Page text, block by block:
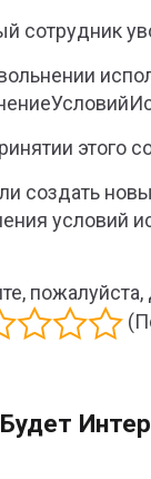
сотрудник
этого
создать
условий